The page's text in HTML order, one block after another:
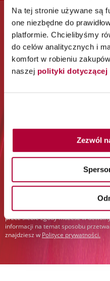
Na tej stronie używane są
one niezbędne do
platformie. Chcielibyśmy
do celów analitycznych i
komfort w robieniu
naszej polityki
Zezwól
ZAPISZ SIĘ DO
ODBIERZ
akcesoriów) i
Zapisz się do newslettera:
otrzymywanie newslettera i
osobowych przez Orbico Sp. z o.o.
przez siebie zgody możesz w
informacji na temat sposobu
znajdziesz w Polityce prywatności.